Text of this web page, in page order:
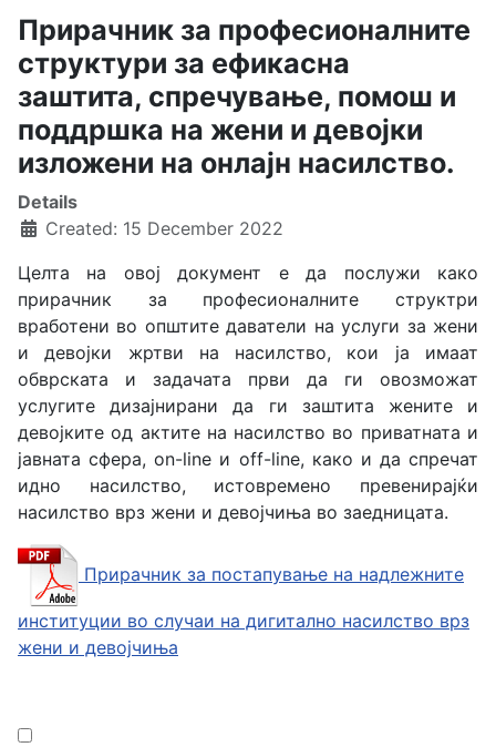
Прирачник за професионалните
структури за ефикасна
заштита, спречување, помош и
поддршка на жени и девојки
изложени на онлајн насилство.
Details
Created: 15 December 2022
Целта на овој документ е да послужи како
прирачник за професионалните структри
вработени во општите даватели на услуги за жени
и девојки жртви на насилство, кои ја имаат
обврската и задачата први да ги овозможат
услугите дизајнирани да ги заштита жените и
девојките од актите на насилство во приватната и
јавната сфера, on-line и off-line, како и да спречат
идно насилство, истовремено превенирајќи
насилство врз жени и девојчиња во заедницата.
Прирачник за постапување на надлежните
институции во случаи на дигитално насилство врз
жени и девојчиња